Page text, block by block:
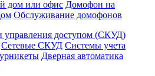
дом или офис Домофон на
Обслуживание домофонов
управления доступом (СКУД)
Сетевые СКУД Системы учета
Дверная автоматика